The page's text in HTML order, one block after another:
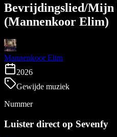
Bevrijdingslied/Mijn
(Mannenkoor Elim)
Mannenkoor Elim
2026
Gewijde muziek
Nummer
Luister direct op Sevenfy